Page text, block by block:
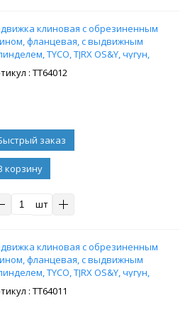
клиновая с обрезиненным
фланцевая, с выдвижным
TYCO, TJRX OS&Y, чугун,
Ру16: ТТ64012
корзину
шт
клиновая с обрезиненным
фланцевая, с выдвижным
TYCO, TJRX OS&Y, чугун,
Ру20: ТТ64011